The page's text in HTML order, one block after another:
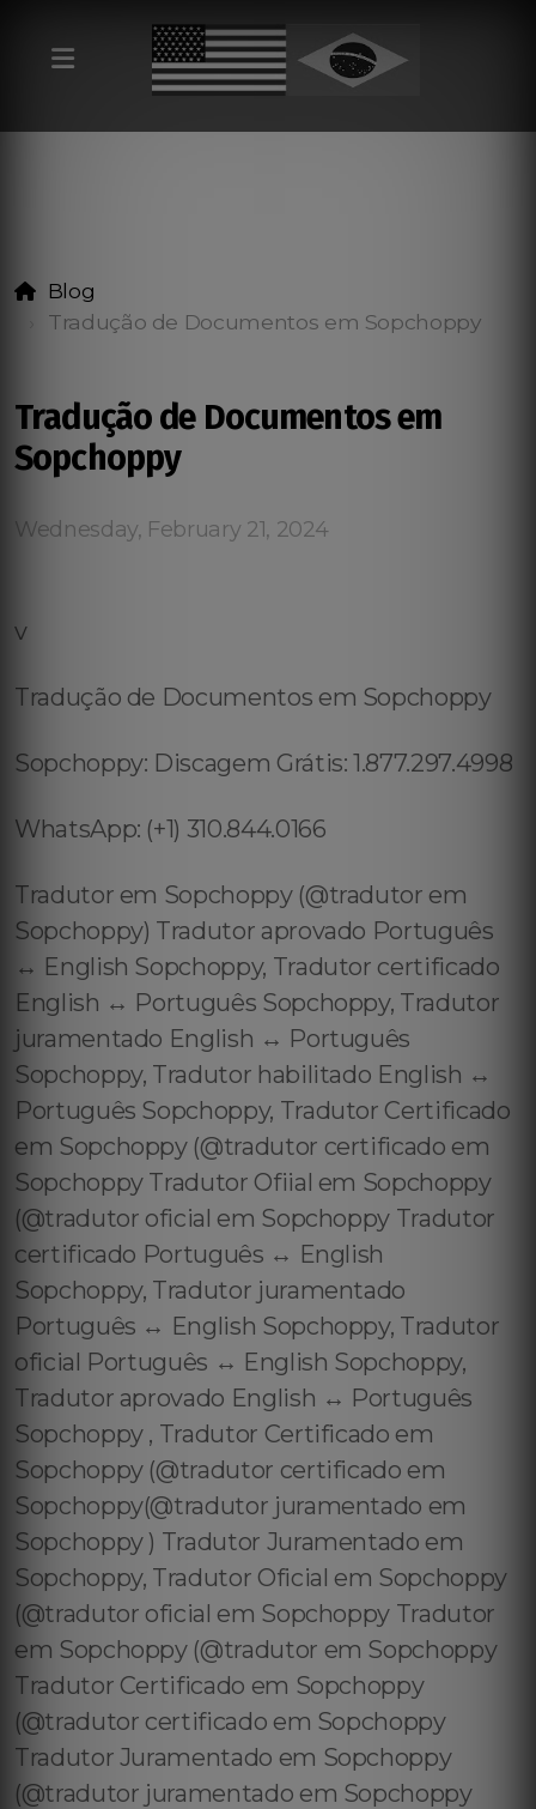
Blog
Tradução de Documentos em Sopchoppy
Tradução de Documentos em
Sopchoppy
Wednesday, February 21, 2024
v
Tradução de Documentos em Sopchoppy
Sopchoppy: Discagem Grátis: 1.877.297.4998
WhatsApp: (+1) 310.844.0166
Tradutor em Sopchoppy (@tradutor em
Sopchoppy) Tradutor aprovado Português
↔️ English Sopchoppy, Tradutor certificado
English ↔️ Português Sopchoppy, Tradutor
juramentado English ↔️ Português
Sopchoppy, Tradutor habilitado English ↔️
Português Sopchoppy, Tradutor Certificado
em Sopchoppy (@tradutor certificado em
Sopchoppy Tradutor Ofiial em Sopchoppy
(@tradutor oficial em Sopchoppy Tradutor
certificado Português ↔️ English
Sopchoppy, Tradutor juramentado
Português ↔️ English Sopchoppy, Tradutor
oficial Português ↔️ English Sopchoppy,
Tradutor aprovado English ↔️ Português
Sopchoppy , Tradutor Certificado em
Sopchoppy (@tradutor certificado em
Sopchoppy(@tradutor juramentado em
Sopchoppy ) Tradutor Juramentado em
Sopchoppy, Tradutor Oficial em Sopchoppy
(@tradutor oficial em Sopchoppy Tradutor
em Sopchoppy (@tradutor em Sopchoppy
Tradutor Certificado em Sopchoppy
(@tradutor certificado em Sopchoppy
Tradutor Juramentado em Sopchoppy
(@tradutor juramentado em Sopchoppy